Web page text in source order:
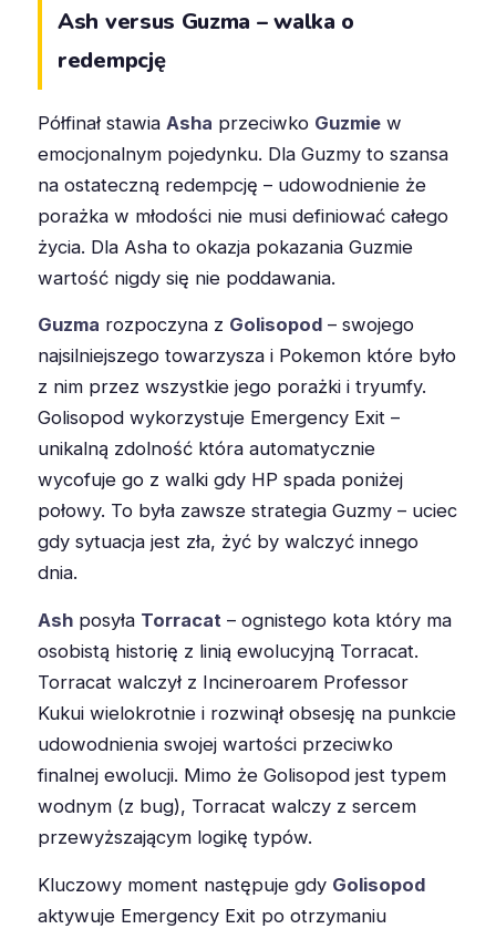
Ash versus Guzma – walka o
redempcję
Półfinał stawia Asha przeciwko Guzmie w
emocjonalnym pojedynku. Dla Guzmy to szansa
na ostateczną redempcję – udowodnienie że
porażka w młodości nie musi definiować całego
życia. Dla Asha to okazja pokazania Guzmie
wartość nigdy się nie poddawania.
Guzma rozpoczyna z Golisopod – swojego
najsilniejszego towarzysza i Pokemon które było
z nim przez wszystkie jego porażki i tryumfy.
Golisopod wykorzystuje Emergency Exit –
unikalną zdolność która automatycznie
wycofuje go z walki gdy HP spada poniżej
połowy. To była zawsze strategia Guzmy – uciec
gdy sytuacja jest zła, żyć by walczyć innego
dnia.
Ash posyła Torracat – ognistego kota który ma
osobistą historię z linią ewolucyjną Torracat.
Torracat walczył z Incineroarem Professor
Kukui wielokrotnie i rozwinął obsesję na punkcie
udowodnienia swojej wartości przeciwko
finalnej ewolucji. Mimo że Golisopod jest typem
wodnym (z bug), Torracat walczy z sercem
przewyższającym logikę typów.
Kluczowy moment następuje gdy Golisopod
aktywuje Emergency Exit po otrzymaniu